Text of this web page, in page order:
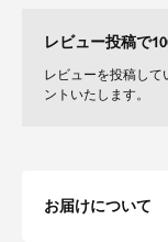
スカートには身体の線
もっちりとした肌触り
ストレッチが効いてい
レビュー投稿で
レビューを投稿して
ントいたします。
お届けについて